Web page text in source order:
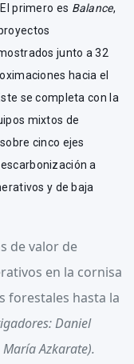
. El primero es Balance,
junto a 32
hacia el
se completa con la
mixtos de
cinco ejes
a
y de baja
de valor de
en la cornisa
forestales hasta la
Daniel
Azkarate).